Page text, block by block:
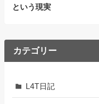
という現実
カテゴリー
L4T日記